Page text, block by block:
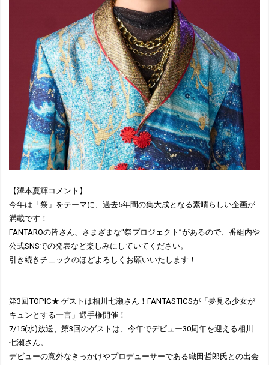
【澤本夏輝コメント】
今年は「祭」をテーマに、過去5年間の集大成となる素晴らしい企画が
満載です！
FANTAROの皆さん、さまざまな“祭プロジェクト”があるので、番組内や
公式SNSでの発表など楽しみにしていてください。
引き続きチェックのほどよろしくお願いいたします！
第3回TOPIC★ ゲストは相川七瀬さん！FANTASTICSが「夢見る少女が
キュンとする一言」選手権開催！
7/15(水)放送、第3回のゲストは、今年でデビュー30周年を迎える相川
七瀬さん。
デビューの意外なきっかけやプロデューサーである織田哲郎氏との出会